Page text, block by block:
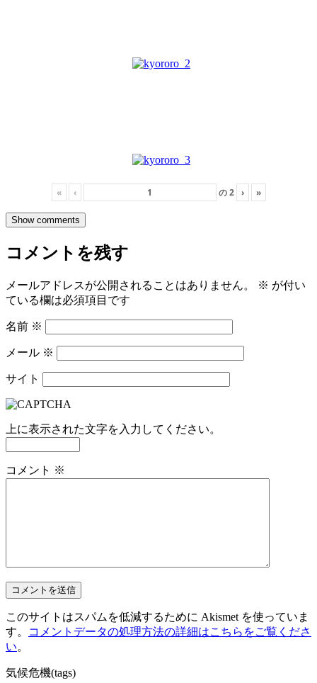
« ‹ の2 › »
Show comments
コメントを残す
メールアドレスが公開されることはありません。 ※ が付い
ている欄は必須項目です
名前 ※
メール ※
サイト
上に表示された文字を入力してください。
コメント ※
このサイトはスパムを低減するために Akismet を使っていま
す。
コメントデータの処理方法の詳細はこちらをご覧くださ
い。
気候危機(tags)